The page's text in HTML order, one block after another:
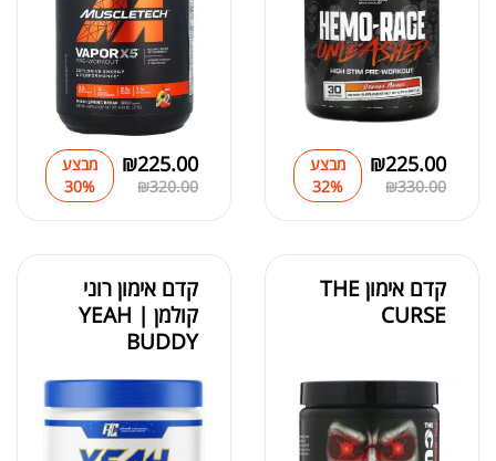
₪330.00
₪225.00
מבצע
32%
₪320.00
₪225.00
מבצע
30%
קדם אימון THE
CURSE
קדם אימון רוני
קולמן | YEAH
BUDDY